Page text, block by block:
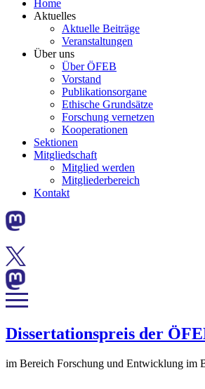
Home
Aktuelles
Aktuelle Beiträge
Veranstaltungen
Über uns
Über ÖFEB
Vorstand
Publikationsorgane
Ethische Grundsätze
Forschung vernetzen
Kooperationen
Sektionen
Mitgliedschaft
Mitglied werden
Mitgliederbereich
Kontakt
Dissertationspreis der
im Bereich Forschung und Entwicklung im